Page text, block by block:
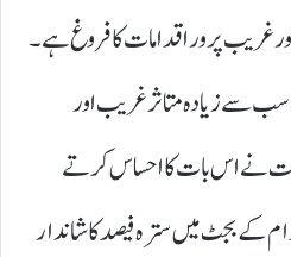
غریب پرور اقدامات کا فروغ ہے۔
سب سے زیادہ متاثر غریب اور
نے اس بات کا احساس کرتے
کے بجٹ میں سترہ فیصد کا شاندار